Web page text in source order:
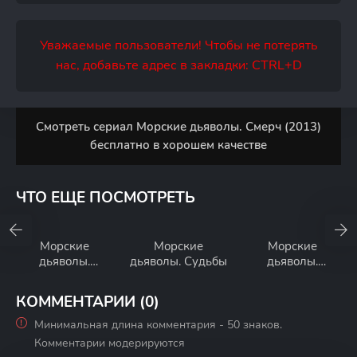
Уважаемые пользователи! Чтобы не потерять
нас, добавьте адрес в закладки: CTRL+D
Смотреть сериал Морские дьяволы. Смерч (2013)
бесплатно в хорошем качестве
ЧТО ЕЩЕ ПОСМОТРЕТЬ
Морские
дьяволы.
рубежи
Морские
дьяволы. Судьбы
Морские
дьяволы.
КОММЕНТАРИИ (0)
Минимальная длина комментария - 50 знаков.
Комментарии модерируются